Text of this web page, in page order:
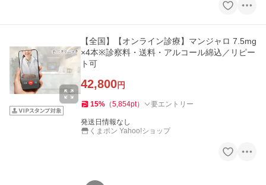
【全国】【オンライン診療】マンジャロ 7.5mg
×4本※診察料・送料・アルコール綿込／リピー
ト可
42,800円
15% （5,854pt） 要エントリー
発送日情報なし
くまポン Yahoo!ショップ